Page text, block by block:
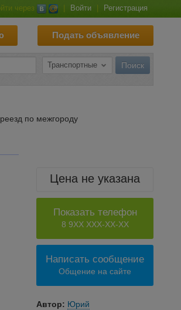
через Войти Регистрация
Подать объявление
по межгороду
Цена не указана
Показать телефон
8 9XX XXX-XX-XX
Написать сообщение
Общение на сайте
Автор: Юрий